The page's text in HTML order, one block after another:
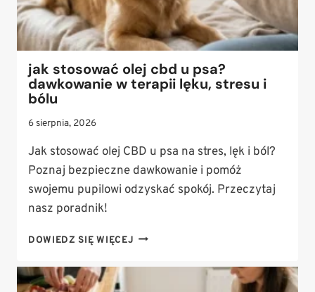
jak stosować olej cbd u psa?
dawkowanie w terapii lęku, stresu i
bólu
6 sierpnia, 2026
Jak stosować olej CBD u psa na stres, lęk i ból?
Poznaj bezpieczne dawkowanie i pomóż
swojemu pupilowi odzyskać spokój. Przeczytaj
nasz poradnik!
DOWIEDZ SIĘ WIĘCEJ JAK
OLEJ